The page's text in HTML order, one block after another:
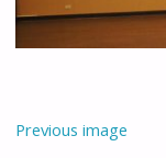
Previous image